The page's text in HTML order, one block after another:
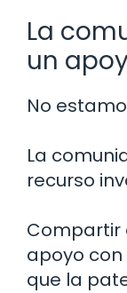
La
un
No
La
recurso
Compartir
apoyo
que la